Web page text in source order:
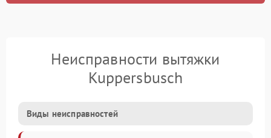
Неисправности вытяжки
Kuppersbusch
Виды неисправностей